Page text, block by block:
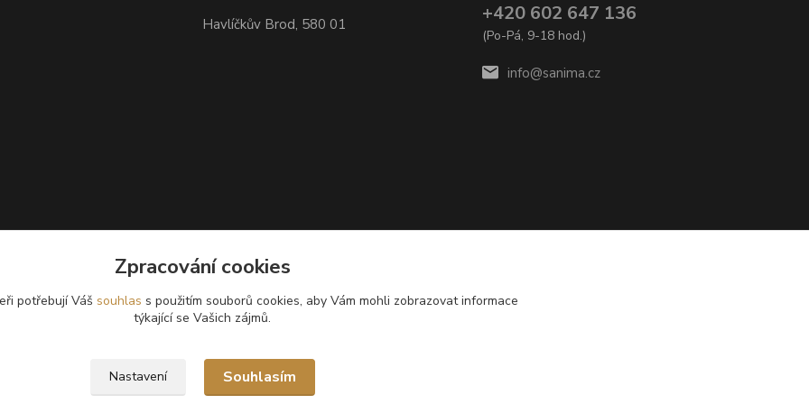
Havlíčkův Brod, 580 01
+420 602 647 136
(Po-Pá, 9-18 hod.)
info@sanima.cz
Zpracování cookies
potřebují Váš souhlas s použitím souborů cookies, aby Vám mohli zobrazovat informace
týkající se Vašich zájmů.
Nastavení Souhlasím